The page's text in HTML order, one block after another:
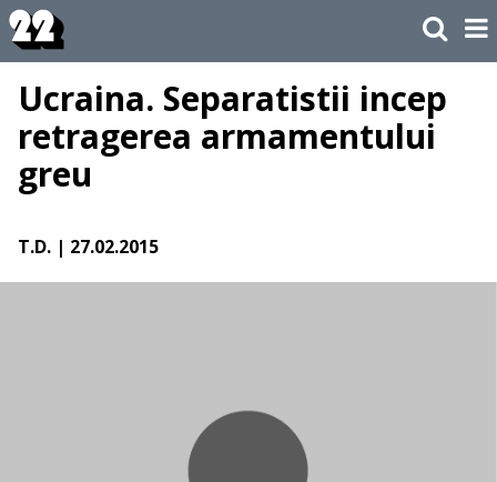
Ucraina. Separatistii incep
retragerea armamentului
greu
T.D. | 27.02.2015